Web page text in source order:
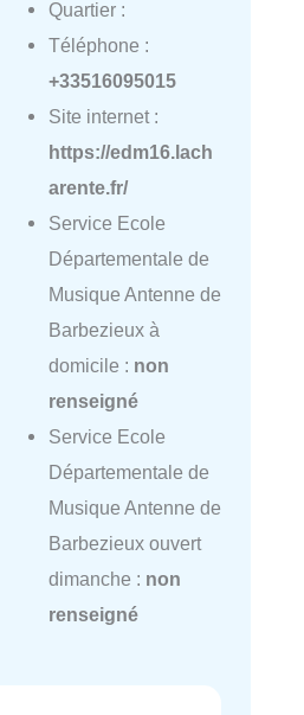
Quartier :
Téléphone :
+33516095015
Site internet :
https://edm16.lach
arente.fr/
Service Ecole
Départementale de
Musique Antenne de
Barbezieux à
domicile : non
renseigné
Service Ecole
Départementale de
Musique Antenne de
Barbezieux ouvert
dimanche : non
renseigné